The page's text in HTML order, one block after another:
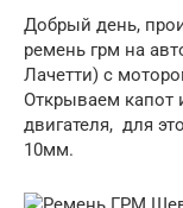
Добрый день,
ремень грм на
Лачетти) с
Открываем капот
двигателя, для
10мм.